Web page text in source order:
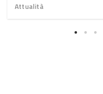
Attualità